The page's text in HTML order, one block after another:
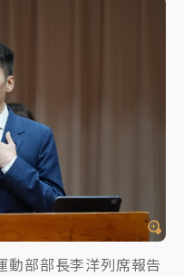
動部部長李洋列席報告